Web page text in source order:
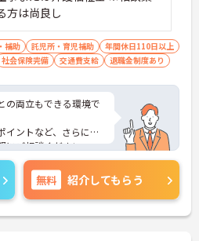
方は尚良し
補助 託児所・育児補助
年間休日110日以上
社会保険完備 交通費支給 退職金制度あり
の両立もできる環境で
イントなど、さらに詳
にご相談ください。
無料 紹介してもらう